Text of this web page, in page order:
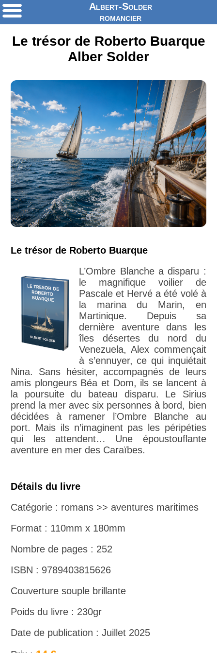
Albert-Solder
romancier
Le trésor de Roberto Buarque
Alber Solder
Le trésor de Roberto Buarque
L’Ombre Blanche a disparu :
le magnifique voilier de
Pascale et Hervé a été volé à
la marina du Marin, en
Martinique. Depuis sa
dernière aventure dans les
îles désertes du nord du
Venezuela, Alex commençait
à s’ennuyer, ce qui inquiétait
Nina. Sans hésiter, accompagnés de leurs
amis plongeurs Béa et Dom, ils se lancent à
la poursuite du bateau disparu. Le Sirius
prend la mer avec six personnes à bord, bien
décidées à ramener l’Ombre Blanche au
port. Mais ils n’imaginent pas les péripéties
qui les attendent… Une époustouflante
aventure en mer des Caraïbes.
Détails du livre
Catégorie : romans >> aventures maritimes
Format : 110mm x 180mm
Nombre de pages : 252
ISBN : 9789403815626
Couverture souple brillante
Poids du livre : 230gr
Date de publication : Juillet 2025